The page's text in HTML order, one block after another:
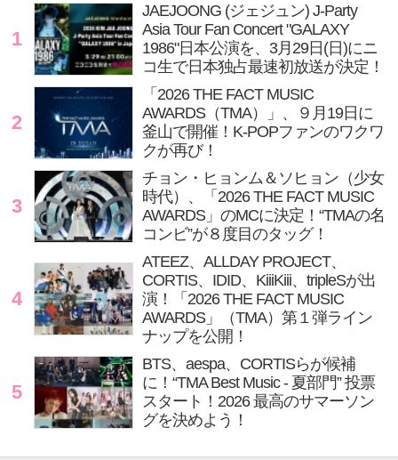
1
JAEJOONG (ジェジュン) J-Party
Asia Tour Fan Concert "GALAXY
1986"日本公演を、3月29日(日)にニ
コ生で日本独占最速初放送が決定！
2
「2026 THE FACT MUSIC
AWARDS（TMA）」、９月19日に
釜山で開催！K-POPファンのワクワ
クが再び！
3
チョン・ヒョンム＆ソヒョン（少女
時代）、「2026 THE FACT MUSIC
AWARDS」のMCに決定！“TMAの名
コンビ”が８度目のタッグ！
4
ATEEZ、ALLDAY PROJECT、
CORTIS、IDID、KiiiKiii、tripleSが出
演！「2026 THE FACT MUSIC
AWARDS」（TMA）第１弾ライン
ナップを公開！
5
BTS、aespa、CORTISらが候補
に！“TMA Best Music - 夏部門” 投票
スタート！2026 最高のサマーソン
グを決めよう！